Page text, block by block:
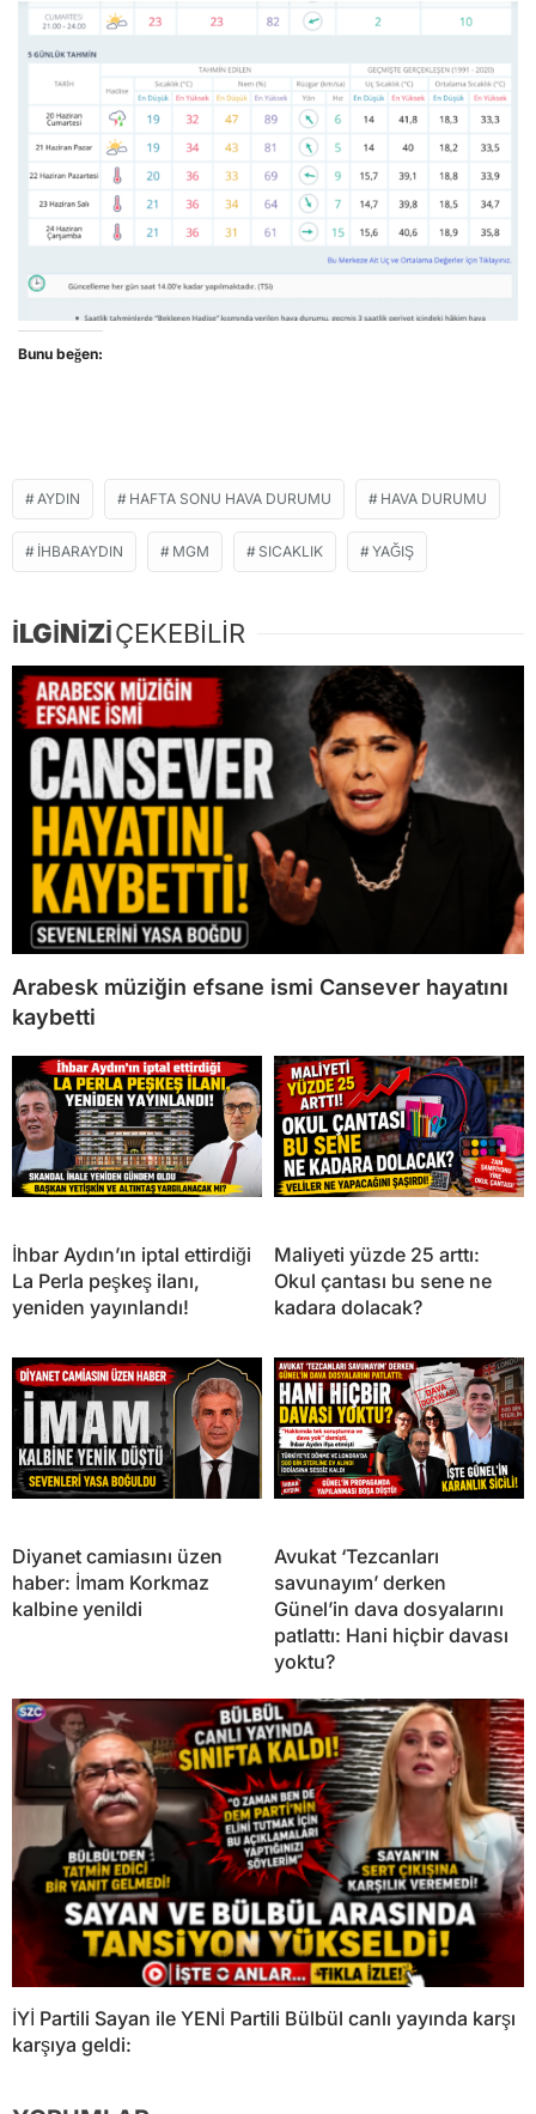
Bunu beğen:
AYDIN HAFTA SONU HAVA DURUMU HAVA DURUMU
İHBARAYDIN MGM SICAKLIK YAĞIŞ
İLGİNİZİÇEKEBİLİR
Arabesk müziğin efsane ismi Cansever hayatını
kaybetti
İhbar Aydın’ın iptal ettirdiği
La Perla peşkeş ilanı,
yeniden yayınlandı!
Maliyeti yüzde 25 arttı:
Okul çantası bu sene ne
kadara dolacak?
Diyanet camiasını üzen
haber: İmam Korkmaz
kalbine yenildi
Avukat ‘Tezcanları
savunayım’ derken
Günel’in dava dosyalarını
patlattı: Hani hiçbir davası
yoktu?
İYİ Partili Sayan ile YENİ Partili Bülbül canlı yayında karşı
karşıya geldi: